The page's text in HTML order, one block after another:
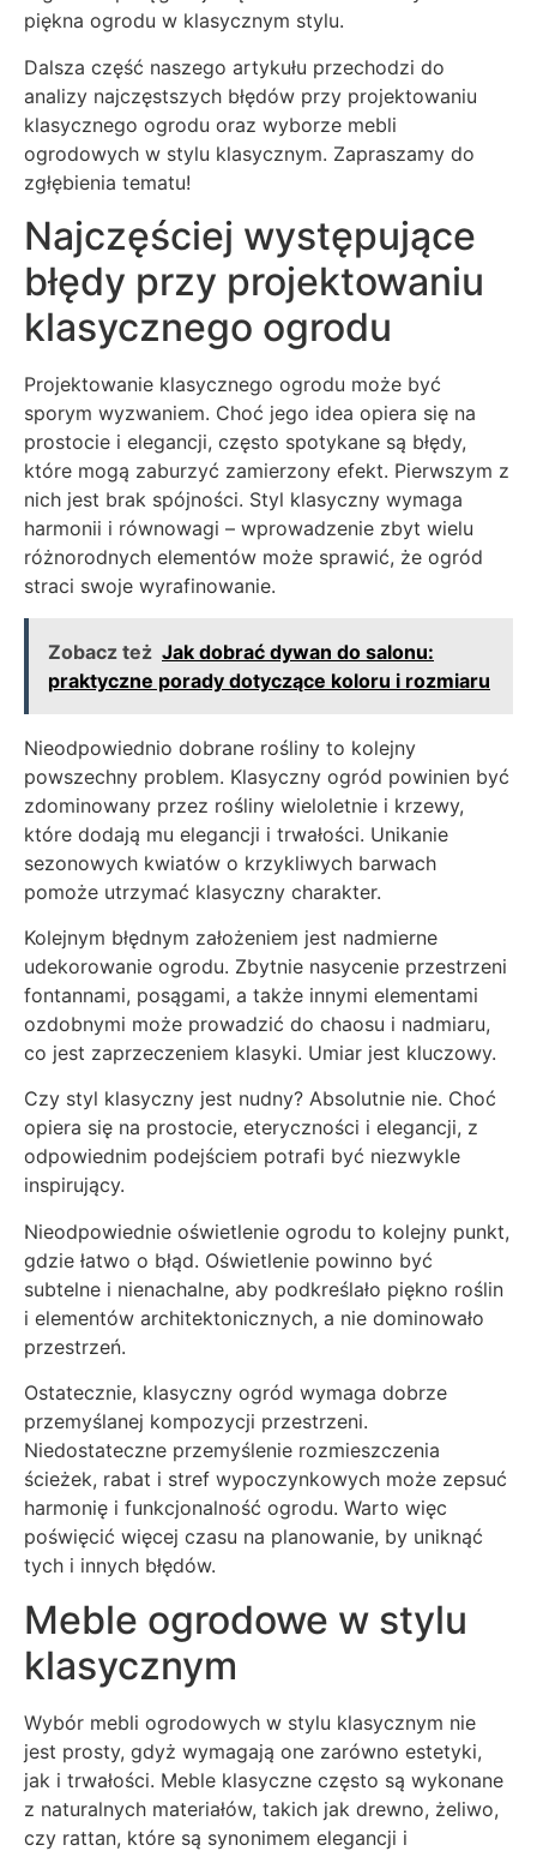
piękna ogrodu w klasycznym stylu.
Dalsza część naszego artykułu przechodzi do
analizy najczęstszych błędów przy projektowaniu
klasycznego ogrodu oraz wyborze mebli
ogrodowych w stylu klasycznym. Zapraszamy do
zgłębienia tematu!
Najczęściej występujące
błędy przy projektowaniu
klasycznego ogrodu
Projektowanie klasycznego ogrodu może być
sporym wyzwaniem. Choć jego idea opiera się na
prostocie i elegancji, często spotykane są błędy,
które mogą zaburzyć zamierzony efekt. Pierwszym z
nich jest brak spójności. Styl klasyczny wymaga
harmonii i równowagi – wprowadzenie zbyt wielu
różnorodnych elementów może sprawić, że ogród
straci swoje wyrafinowanie.
Zobacz też Jak dobrać dywan do salonu:
praktyczne porady dotyczące koloru i rozmiaru
Nieodpowiednio dobrane rośliny to kolejny
powszechny problem. Klasyczny ogród powinien być
zdominowany przez rośliny wieloletnie i krzewy,
które dodają mu elegancji i trwałości. Unikanie
sezonowych kwiatów o krzykliwych barwach
pomoże utrzymać klasyczny charakter.
Kolejnym błędnym założeniem jest nadmierne
udekorowanie ogrodu. Zbytnie nasycenie przestrzeni
fontannami, posągami, a także innymi elementami
ozdobnymi może prowadzić do chaosu i nadmiaru,
co jest zaprzeczeniem klasyki. Umiar jest kluczowy.
Czy styl klasyczny jest nudny? Absolutnie nie. Choć
opiera się na prostocie, eteryczności i elegancji, z
odpowiednim podejściem potrafi być niezwykle
inspirujący.
Nieodpowiednie oświetlenie ogrodu to kolejny punkt,
gdzie łatwo o błąd. Oświetlenie powinno być
subtelne i nienachalne, aby podkreślało piękno roślin
i elementów architektonicznych, a nie dominowało
przestrzeń.
Ostatecznie, klasyczny ogród wymaga dobrze
przemyślanej kompozycji przestrzeni.
Niedostateczne przemyślenie rozmieszczenia
ścieżek, rabat i stref wypoczynkowych może zepsuć
harmonię i funkcjonalność ogrodu. Warto więc
poświęcić więcej czasu na planowanie, by uniknąć
tych i innych błędów.
Meble ogrodowe w stylu
klasycznym
Wybór mebli ogrodowych w stylu klasycznym nie
jest prosty, gdyż wymagają one zarówno estetyki,
jak i trwałości. Meble klasyczne często są wykonane
z naturalnych materiałów, takich jak drewno, żeliwo,
czy rattan, które są synonimem elegancji i